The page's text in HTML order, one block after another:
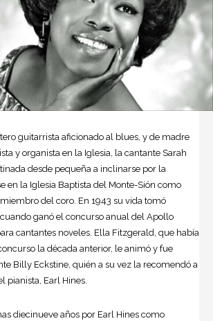
guitarrista aficionado al blues, y de madre
y organista en la Iglesia, la cantante Sarah
desde pequeña a inclinarse por la
en la Iglesia Baptista del Monte-Sión como
del coro. En 1943 su vida tomó
ganó el concurso anual del Apollo
cantantes noveles. Ella Fitzgerald, que había
la década anterior, le animó y fue
Billy Eckstine, quién a su vez la recomendó a
pianista, Earl Hines.
diecinueve años por Earl Hines como